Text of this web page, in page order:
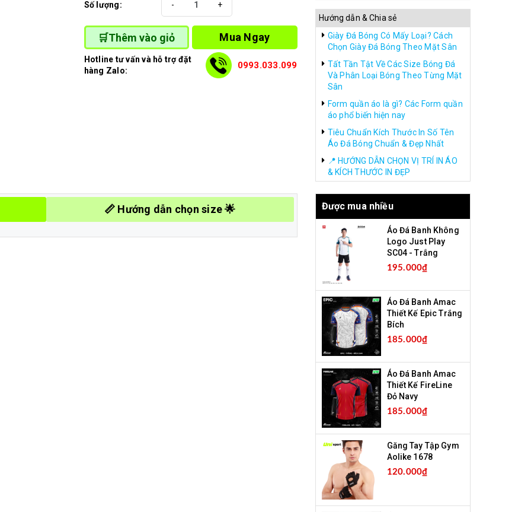
Số lượng: +
-
🛒Thêm vào giỏ Mua Ngay
Hotline tư vấn và hỗ trợ đặt
hàng Zalo:
0993.033.099
Hướng dẫn & Chia sẻ
Giày Đá Bóng Có Mấy Loại? Cách
Chọn Giày Đá Bóng Theo Mặt Sân
Tất Tần Tật Về Các Size Bóng Đá
Và Phân Loại Bóng Theo Từng Mặt
Sân
Form quần áo là gì? Các Form quần
áo phổ biến hiện nay
Tiêu Chuẩn Kích Thước In Số Tên
Áo Đá Bóng Chuẩn & Đẹp Nhất
📍 HƯỚNG DẪN CHỌN VỊ TRÍ IN ÁO
& KÍCH THƯỚC IN ĐẸP
📏 Hướng dẫn chọn size 🌟 Được mua nhiều
Áo Đá Banh Không
Logo Just Play
SC04 - Trắng
195.000₫
Áo Đá Banh Amac
Thiết Kế Epic Trắng
Bích
185.000₫
Áo Đá Banh Amac
Thiết Kế FireLine
Đỏ Navy
185.000₫
Găng Tay Tập Gym
Aolike 1678
120.000₫